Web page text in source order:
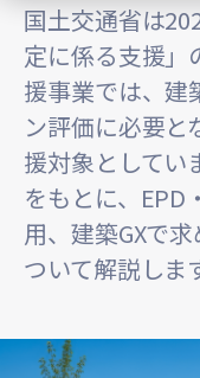
国土交通省は
定に係る支援」
援事業では、建
ン評価に必要と
援対象としてい
をもとに、EPD
用、建築GXで
ついて解説しま